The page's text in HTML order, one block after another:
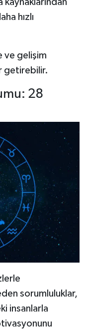
kaynaklarından
hızlı
ve gelişim
getirebilir.
28
sorumluluklar,
insanlarla